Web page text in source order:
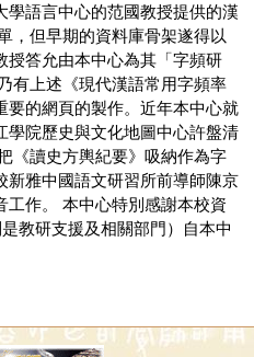
語言中心的范國教授提供的漢
，但早期的資料庫骨架遂得以
授答允由本中心為其「字頻研
有上述《現代漢語常用字頻率
要的網頁的製作。近年本中心就
學院歷史與文化地圖中心許盤清
《讀史方輿紀要》吸納作為字
新雅中國語文研習所前導師陳京
工作。 本中心特別感謝本校資
教研支援及相關部門）自本中